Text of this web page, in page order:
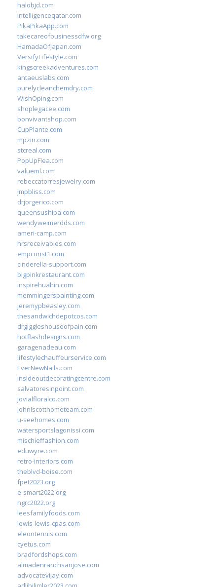
halobjd.com
intelligenceqatar.com
PikaPikaApp.com
takecareofbusinessdfw.org
HamadaOfJapan.com
VersifyLifestyle.com
kingscreekadventures.com
antaeuslabs.com
purelycleanchemdry.com
WishOping.com
shoplegacee.com
bonvivantshop.com
CupPlante.com
mpzin.com
stcreal.com
PopUpFlea.com
valueml.com
rebeccatorresjewelry.com
jmpbliss.com
drjorgerico.com
queensushipa.com
wendyweimerdds.com
ameri-camp.com
hrsreceivables.com
empconst1.com
cinderella-support.com
bigpinkrestaurant.com
inspirehuahin.com
memmingerspainting.com
jeremypbeasley.com
thesandwichdepotcos.com
drgiggleshouseofpain.com
hotflashdesigns.com
garagenadeau.com
lifestylechauffeurservice.com
EverNewNails.com
insideoutdecoratingcentre.com
salvatoresinpoint.com
jovialfloralco.com
johnlscotthometeam.com
u-seehomes.com
watersportslagonissi.com
mischieffashion.com
eduwyre.com
retro-interiors.com
theblvd-boise.com
fpet2023.org
e-smart2022.org
ngrc2022.org
leesfamilyfoods.com
lewis-lewis-cpas.com
eleontennis.com
cyetus.com
bradfordshops.com
almadenranchsanjose.com
advocatevijay.com